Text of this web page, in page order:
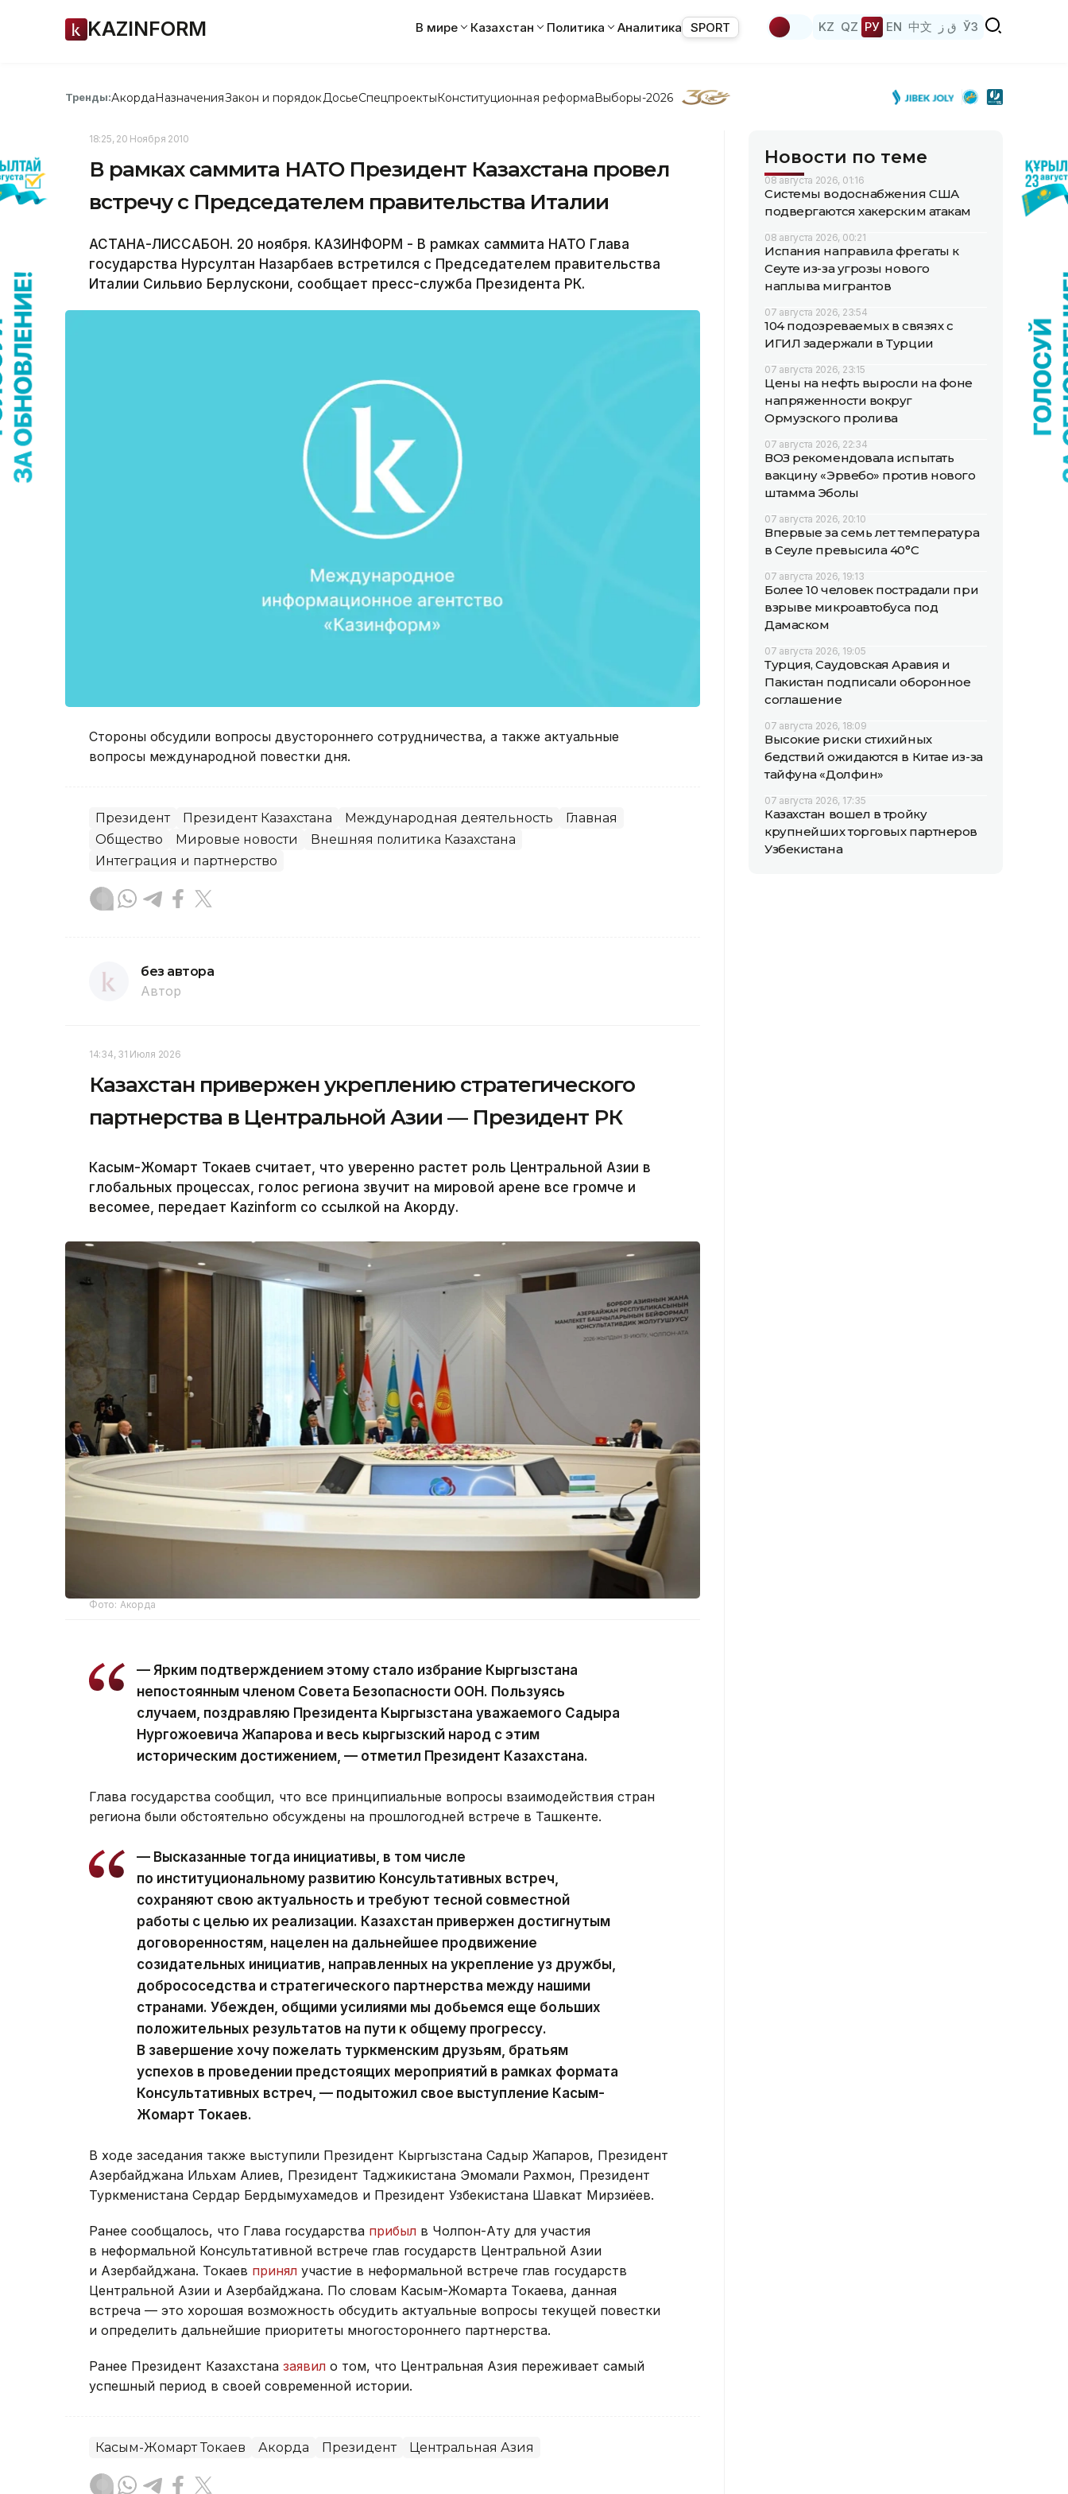
KAZINFORM В мире Казахстан Политика Аналитика SPORT KZ QZ РУ EN 中文 ق ز ЎЗ
Тренды:АкордаНазначенияЗакон и порядок ДосьеСпецпроектыКонституционная реформаВыборы-2026
18:25, 20 Ноября 2010
В рамках саммита НАТО Президент Казахстана провел
встречу с Председателем правительства Италии
АСТАНА-ЛИССАБОН. 20 ноября. КАЗИНФОРМ - В рамках саммита НАТО Глава
государства Нурсултан Назарбаев встретился с Председателем правительства
Италии Сильвио Берлускони, сообщает пресс-служба Президента РК.
Стороны обсудили вопросы двустороннего сотрудничества, а также актуальные
вопросы международной повестки дня.
Президент Президент Казахстана Международная деятельность
Главная
Общество
Мировые новости
Внешняя политика Казахстана
Интеграция и партнерство
без автора
Автор
14:34, 31 Июля 2026
Казахстан привержен укреплению стратегического
партнерства в Центральной Азии — Президент РК
Касым-Жомарт Токаев считает, что уверенно растет роль Центральной Азии в
глобальных процессах, голос региона звучит на мировой арене все громче и
весомее, передает Kazinform со ссылкой на Акорду.
Фото: Акорда
— Ярким подтверждением этому стало избрание Кыргызстана
непостоянным членом Совета Безопасности ООН. Пользуясь
случаем, поздравляю Президента Кыргызстана уважаемого Садыра
Нургожоевича Жапарова и весь кыргызский народ с этим
историческим достижением, — отметил Президент Казахстана.
Глава государства сообщил, что все принципиальные вопросы взаимодействия стран
региона были обстоятельно обсуждены на прошлогодней встрече в Ташкенте.
— Высказанные тогда инициативы, в том числе
по институциональному развитию Консультативных встреч,
сохраняют свою актуальность и требуют тесной совместной
работы с целью их реализации. Казахстан привержен достигнутым
договоренностям, нацелен на дальнейшее продвижение
созидательных инициатив, направленных на укрепление уз дружбы,
добрососедства и стратегического партнерства между нашими
странами. Убежден, общими усилиями мы добьемся еще больших
положительных результатов на пути к общему прогрессу.
В завершение хочу пожелать туркменским друзьям, братьям
успехов в проведении предстоящих мероприятий в рамках формата
Консультативных встреч, — подытожил свое выступление Касым-
Жомарт Токаев.
В ходе заседания также выступили Президент Кыргызстана Садыр Жапаров, Президент
Азербайджана Ильхам Алиев, Президент Таджикистана Эмомали Рахмон, Президент
Туркменистана Сердар Бердымухамедов и Президент Узбекистана Шавкат Мирзиёев.
Ранее сообщалось, что Глава государства прибыл в Чолпон-Ату для участия
в неформальной Консультативной встрече глав государств Центральной Азии
и Азербайджана. Токаев принял участие в неформальной встрече глав государств
Центральной Азии и Азербайджана. По словам Касым-Жомарта Токаева, данная
встреча — это хорошая возможность обсудить актуальные вопросы текущей повестки
и определить дальнейшие приоритеты многостороннего партнерства.
Ранее Президент Казахстана заявил о том, что Центральная Азия переживает самый
успешный период в своей современной истории.
Касым-Жомарт Токаев Акорда Президент Центральная Азия
Новости по теме
08 августа 2026, 01:16
Системы водоснабжения США
подвергаются хакерским атакам
08 августа 2026, 00:21
Испания направила фрегаты к
Сеуте из-за угрозы нового
наплыва мигрантов
07 августа 2026, 23:54
104 подозреваемых в связях с
ИГИЛ задержали в Турции
07 августа 2026, 23:15
Цены на нефть выросли на фоне
напряженности вокруг
Ормузского пролива
07 августа 2026, 22:34
ВОЗ рекомендовала испытать
вакцину «Эрвебо» против нового
штамма Эболы
07 августа 2026, 20:10
Впервые за семь лет температура
в Сеуле превысила 40°C
07 августа 2026, 19:13
Более 10 человек пострадали при
взрыве микроавтобуса под
Дамаском
07 августа 2026, 19:05
Турция, Саудовская Аравия и
Пакистан подписали оборонное
соглашение
07 августа 2026, 18:09
Высокие риски стихийных
бедствий ожидаются в Китае из-за
тайфуна «Долфин»
07 августа 2026, 17:35
Казахстан вошел в тройку
крупнейших торговых партнеров
Узбекистана